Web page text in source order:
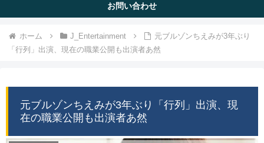
お問い合わせ
ホーム J_Entertainment
元ブルゾンちえみが3年ぶり
「行列」出演、現在の職業公開も出演者あ然
元ブルゾンちえみが3年ぶり「行列」出演、現
在の職業公開も出演者あ然